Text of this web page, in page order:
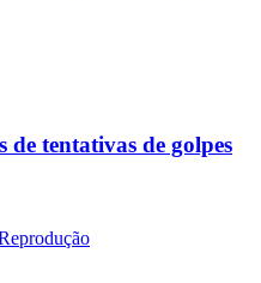
tentativas de golpes